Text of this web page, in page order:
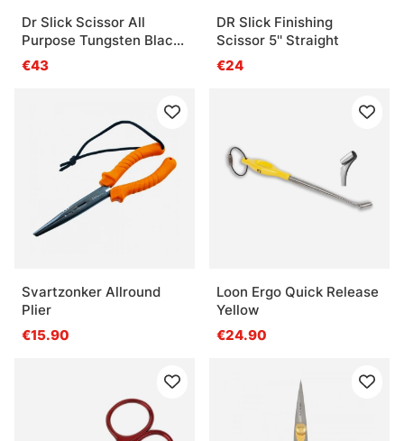
Dr Slick Scissor All
Purpose Tungsten Black
Loop 4''
€43
DR Slick Finishing
Scissor 5'' Straight
€24
Svartzonker Allround
Plier
€15.90
Loon Ergo Quick Release
Yellow
€24.90